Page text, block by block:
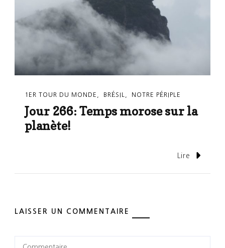
1ER TOUR DU MONDE BRÉSIL NOTRE PÉRIPLE
Jour 266: Temps morose sur la
planète!
Lire
LAISSER UN COMMENTAIRE